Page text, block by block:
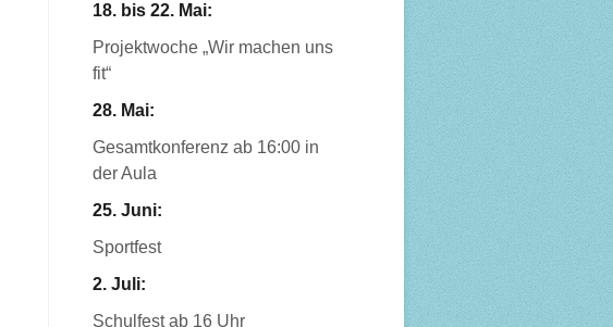
18. bis 22. Mai:
Projektwoche „Wir machen uns
fit“
28. Mai:
Gesamtkonferenz ab 16:00 in
der Aula
25. Juni:
Sportfest
2. Juli:
Schulfest ab 16 Uhr